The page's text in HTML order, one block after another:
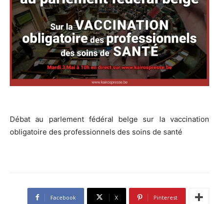
Débat au parlement fédéral belge sur la vaccination
obligatoire des professionnels des soins de santé
Facebook X Pinterest